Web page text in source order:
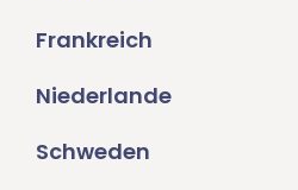
Frankreich
Niederlande
Schweden